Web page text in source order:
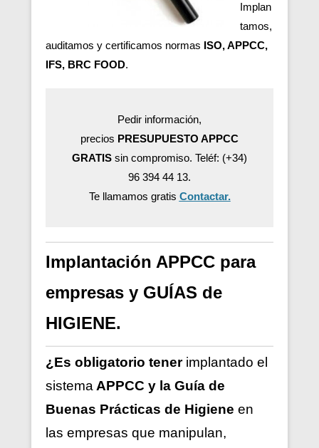
Implan
tamos,
auditamos y certificamos normas ISO, APPCC,
IFS, BRC FOOD.
Pedir información,
precios PRESUPUESTO APPCC
GRATIS sin compromiso. Teléf: (+34)
96 394 44 13.
Te llamamos gratis Contactar.
Implantación APPCC para
empresas y GUÍAS de
HIGIENE.
¿Es obligatorio tener implantado el
sistema APPCC y la Guía de
Buenas Prácticas de Higiene en
las empresas que manipulan,